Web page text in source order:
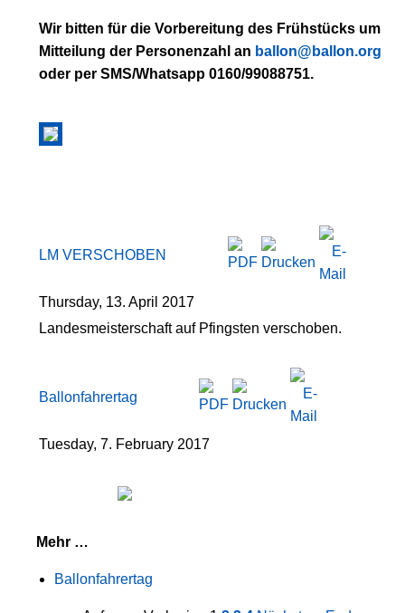
Wir bitten für die Vorbereitung des Frühstücks um
Mitteilung der Personenzahl an ballon@ballon.org
oder per SMS/Whatsapp 0160/99088751.
LM VERSCHOBEN
Thursday, 13. April 2017
Landesmeisterschaft auf Pfingsten verschoben.
Ballonfahrertag
Tuesday, 7. February 2017
Mehr …
Ballonfahrertag